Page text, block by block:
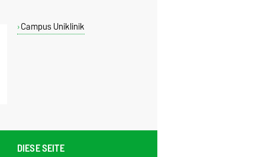
Campus Uniklinik
DIESE SEITE